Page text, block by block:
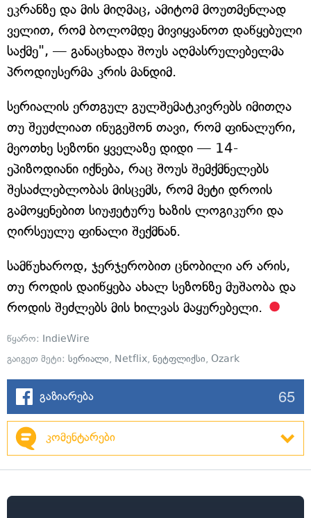
ეკრანზე და მის მიღმაც, ამიტომ მოუთმენლად
ველით, რომ ბოლომდე მივიყვანოთ დაწყებული
საქმე", — განაცხადა შოუს აღმასრულებელმა
პროდიუსერმა კრის მანდიმ.
სერიალის ერთგულ გულშემატკივრებს იმითღა
თუ შეუძლიათ ინუგეშონ თავი, რომ ფინალური,
მეოთხე სეზონი ყველაზე დიდი — 14-
ეპიზოდიანი იქნება, რაც შოუს შემქმნელებს
შესაძლებლობას მისცემს, რომ მეტი დროის
გამოყენებით სიუჟეტურუ ხაზის ლოგიკური და
ღირსეულუ ფინალი შექმნან.
სამწუხაროდ, ჯერჯერობით ცნობილი არ არის,
თუ როდის დაიწყება ახალ სეზონზე მუშაობა და
როდის შეძლებს მის ხილვას მაყურებელი.
წყარო: IndieWire
გაიგეთ მეტი: სერიალი, Netflix, ნეტფლიქსი, Ozark
გაზიარება 65
კომენტარები